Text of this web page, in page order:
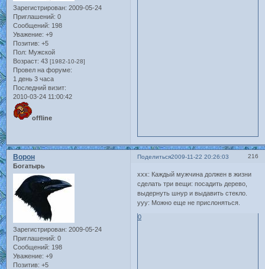
Зарегистрирован: 2009-05-24
Приглашений: 0
Сообщений: 198
Уважение: +9
Позитив: +5
Пол: Мужской
Возраст: 43 [1982-10-28]
Провел на форуме:
1 день 3 часа
Последний визит:
2010-03-24 11:00:42
offline
Поделиться 216
2009-11-22 20:26:03
Ворон
Богатырь
Зарегистрирован: 2009-05-24
Приглашений: 0
Сообщений: 198
Уважение: +9
Позитив: +5
xxx: Каждый мужчина должен в жизни
сделать три вещи: посадить дерево,
выдернуть шнур и выдавить стекло.
yyy: Можно еще не прислоняться.
0